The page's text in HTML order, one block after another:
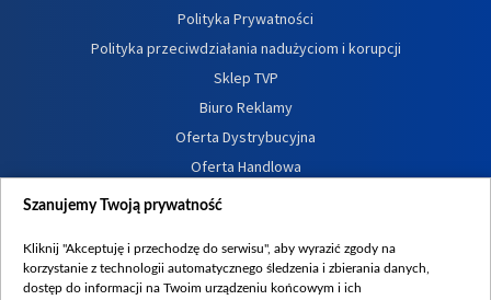
Polityka Prywatności
Polityka przeciwdziałania nadużyciom i korupcji
Sklep TVP
Biuro Reklamy
Oferta Dystrybucyjna
Oferta Handlowa
Dostępność
Procedura zgłoszeń wewnętrznych
Szanujemy Twoją prywatność
Kliknij "Akceptuję i przechodzę do serwisu", aby wyrazić zgody na
korzystanie z technologii automatycznego śledzenia i zbierania danych,
dostęp do informacji na Twoim urządzeniu końcowym i ich